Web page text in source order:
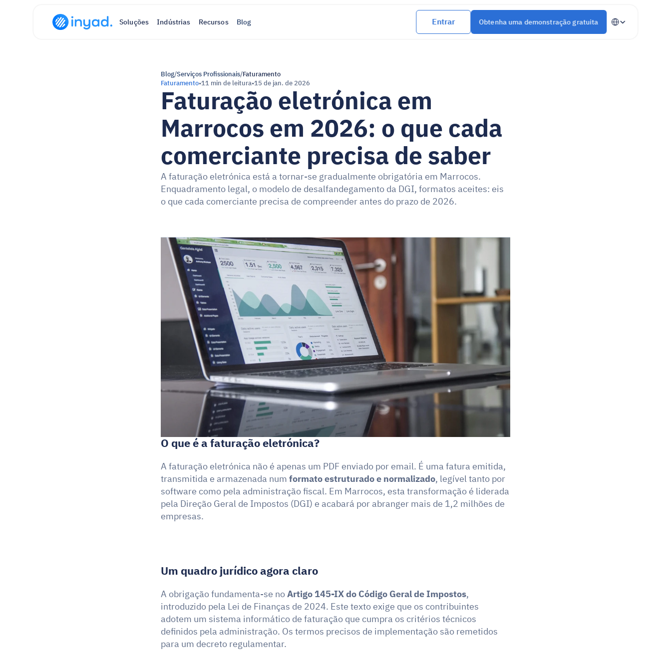
Blog/Serviços Profissionais/Faturamento
Faturamento•11 min de leitura•15 de jan. de 2026
Faturação eletrónica em
Marrocos em 2026: o que cada
comerciante precisa de saber
A faturação eletrónica está a tornar-se gradualmente obrigatória em Marrocos.
Enquadramento legal, o modelo de desalfandegamento da DGI, formatos aceites: eis
o que cada comerciante precisa de compreender antes do prazo de 2026.
O que é a faturação eletrónica?
A faturação eletrónica não é apenas um PDF enviado por email. É uma fatura emitida,
transmitida e armazenada num formato estruturado e normalizado, legível tanto por
software como pela administração fiscal. Em Marrocos, esta transformação é liderada
pela Direção Geral de Impostos (DGI) e acabará por abranger mais de 1,2 milhões de
empresas.
Um quadro jurídico agora claro
A obrigação fundamenta-se no Artigo 145-IX do Código Geral de Impostos,
introduzido pela Lei de Finanças de 2024. Este texto exige que os contribuintes
adotem um sistema informático de faturação que cumpra os critérios técnicos
definidos pela administração. Os termos precisos de implementação são remetidos
para um decreto regulamentar.
Soluções Indústrias Recursos Blog Entrar Obtenha uma demonstração gratuita
Select Language